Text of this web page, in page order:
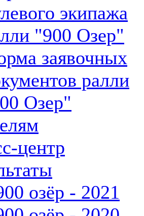
экипажа
"900 Озер"
заявочных
ралли
Озер"
центр
озёр - 2021